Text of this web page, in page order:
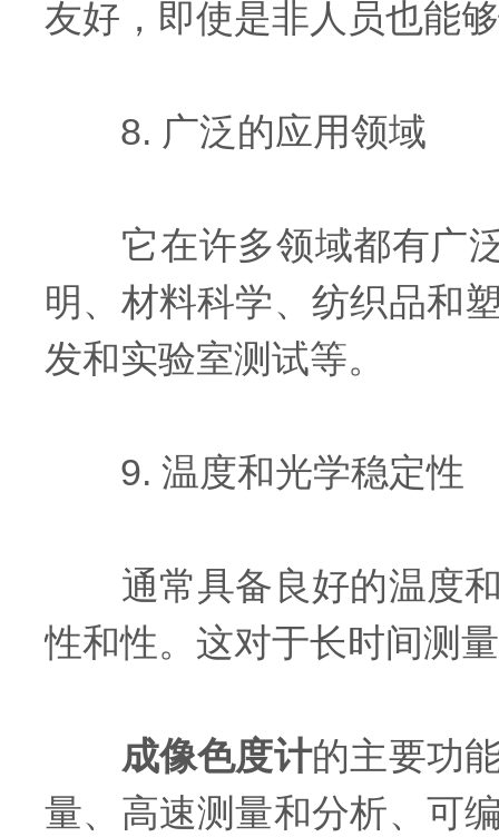
友好，即使是非人员也能
8. 广泛的应用领域
它在许多领域都有广泛
明、材料科学、纺织品和
发和实验室测试等。
9. 温度和光学稳定性
通常具备良好的温度和
性和性。这对于长时间测
成像色度计的主要功
量、高速测量和分析、可